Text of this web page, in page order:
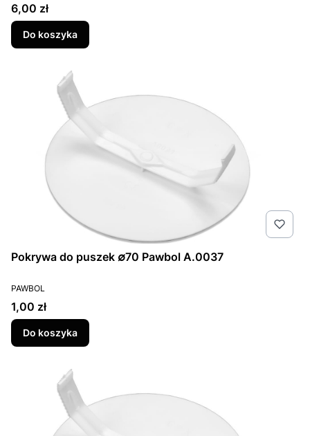
Cena
6,00 zł
Do koszyka
Pokrywa do puszek ∅70 Pawbol A.0037
PRODUCENT
PAWBOL
Cena
1,00 zł
Do koszyka